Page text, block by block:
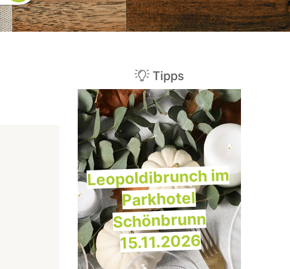
Tipps
Leopoldibrunch im
Parkhotel
Schönbrunn
15.11.2026